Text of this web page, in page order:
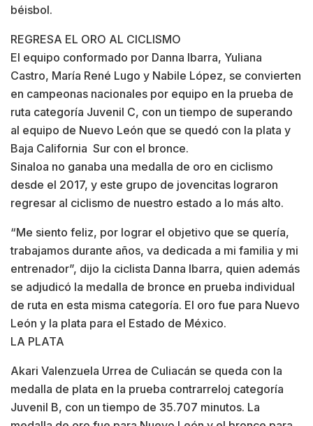
béisbol.
REGRESA EL ORO AL CICLISMO
El equipo conformado por Danna Ibarra, Yuliana
Castro, María René Lugo y Nabile López, se convierten
en campeonas nacionales por equipo en la prueba de
ruta categoría Juvenil C, con un tiempo de superando
al equipo de Nuevo León que se quedó con la plata y
Baja California Sur con el bronce.
Sinaloa no ganaba una medalla de oro en ciclismo
desde el 2017, y este grupo de jovencitas lograron
regresar al ciclismo de nuestro estado a lo más alto.
“Me siento feliz, por lograr el objetivo que se quería,
trabajamos durante años, va dedicada a mi familia y mi
entrenador”, dijo la ciclista Danna Ibarra, quien además
se adjudicó la medalla de bronce en prueba individual
de ruta en esta misma categoría. El oro fue para Nuevo
León y la plata para el Estado de México.
LA PLATA
Akari Valenzuela Urrea de Culiacán se queda con la
medalla de plata en la prueba contrarreloj categoría
Juvenil B, con un tiempo de 35.707 minutos. La